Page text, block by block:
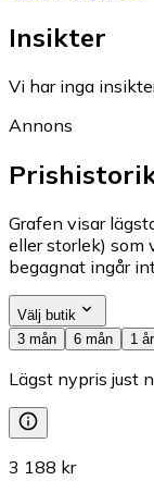
Insikter
Vi har inga
Annons
Grafen visar
eller storlek) som
begagnat ingår
Välj butik
3 mån
6 mån 1 år
Lägst nypris just
3 188 kr